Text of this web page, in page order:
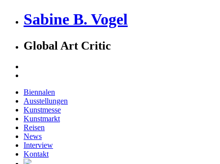
Sabine B. Vogel
Global Art Critic
Biennalen
Ausstellungen
Kunstmesse
Kunstmarkt
Reisen
News
Interview
Kontakt